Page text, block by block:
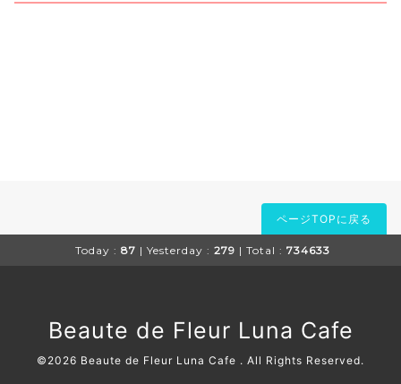
ページTOPに戻る
Today : 87 | Yesterday : 279 | Total : 734633
Beaute de Fleur Luna Cafe
©2026 Beaute de Fleur Luna Cafe . All Rights Reserved.